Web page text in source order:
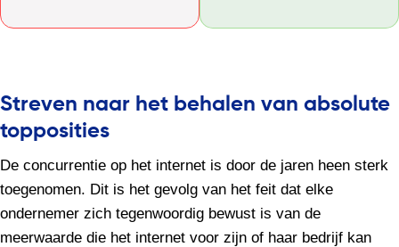
Streven naar het behalen van absolute
topposities
De concurrentie op het internet is door de jaren heen sterk
toegenomen. Dit is het gevolg van het feit dat elke
ondernemer zich tegenwoordig bewust is van de
meerwaarde die het internet voor zijn of haar bedrijf kan